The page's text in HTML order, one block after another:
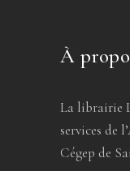
À
La librairie
services de
Cégep de